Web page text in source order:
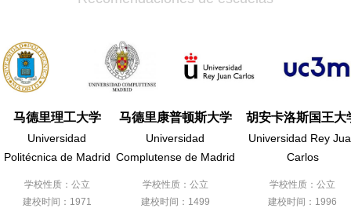
马德里理工大学
Universidad
Politécnica de Madrid
学校性质：公立
建校时间：1971
马德里康普顿斯大学
Universidad
Complutense de Madrid
学校性质：公立
建校时间：1499
胡安卡洛斯国王大
Universidad Rey
Carlos
学校性质：公立
建校时间：1996